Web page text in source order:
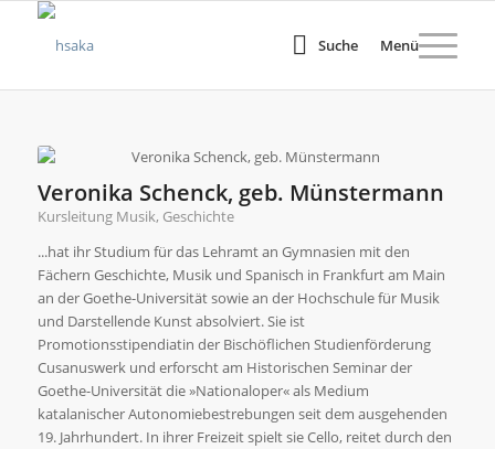
Suche Menü
Veronika Schenck, geb. Münstermann
Kursleitung Musik, Geschichte
...hat ihr Studium für das Lehramt an Gymnasien mit den
Fächern Geschichte, Musik und Spanisch in Frankfurt am Main
an der Goethe-Universität sowie an der Hochschule für Musik
und Darstellende Kunst absolviert. Sie ist
Promotionsstipendiatin der Bischöflichen Studienförderung
Cusanuswerk und erforscht am Historischen Seminar der
Goethe-Universität die »Nationaloper« als Medium
katalanischer Autonomiebestrebungen seit dem ausgehenden
19. Jahrhundert. In ihrer Freizeit spielt sie Cello, reitet durch den